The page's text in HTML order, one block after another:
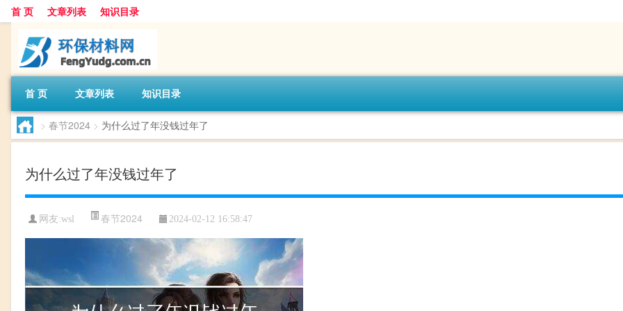
首 页 文章列表 知识目录
首 页 文章列表 知识目录
> 春节2024 > 为什么过了年没钱过年了
为什么过了年没钱过年了
网友:wsl 春节2024 2024-02-12 16:58:47